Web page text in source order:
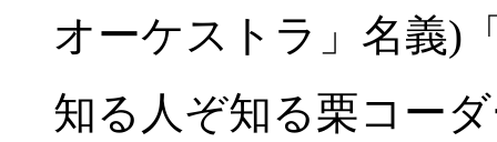
オーケストラ」名義)
知る人ぞ知る栗コー